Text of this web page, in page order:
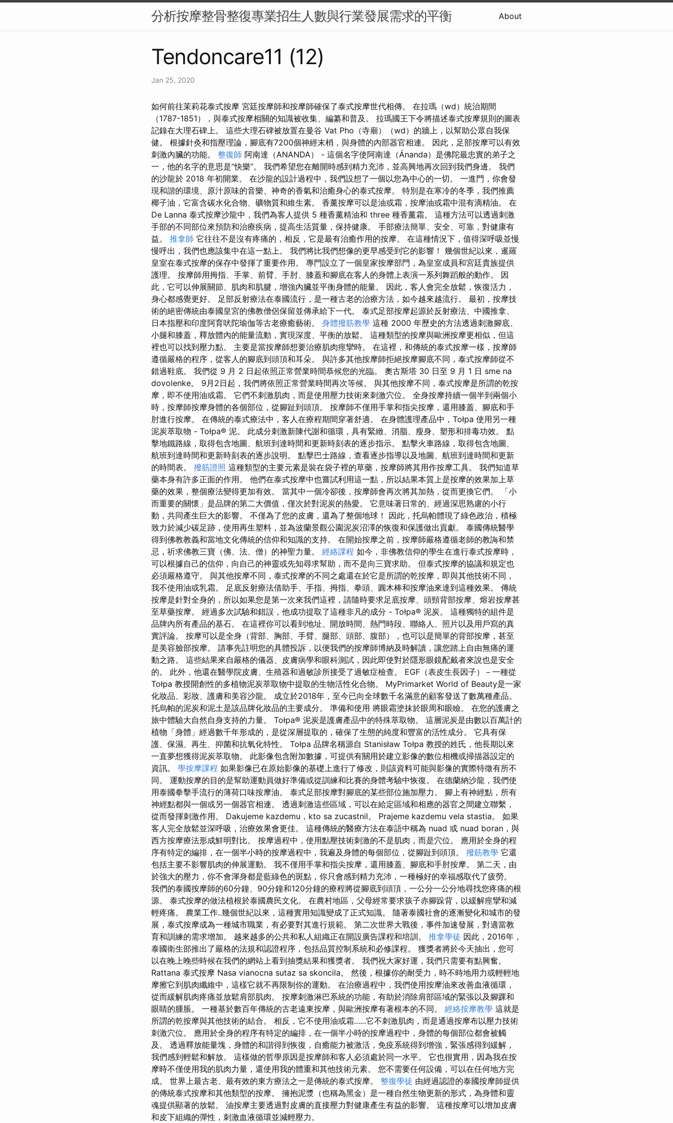
分析按摩整骨整復專業招生人數與行業發展需求的平衡 About
Tendoncare11 (12)
Jan 25, 2020
如何前往茉莉花泰式按摩 宮廷按摩師和按摩師確保了泰式按摩世代相傳。 在拉瑪（wd）統治期間
（1787-1851），與泰式按摩相關的知識被收集、編纂和普及。 拉瑪國王下令將描述泰式按摩規則的圖表
記錄在大理石碑上。 這些大理石碑被放置在曼谷 Vat Pho（寺廟）（wd）的牆上，以幫助公眾自我保
健。 根據針灸和指壓理論，腳底有7200個神經末梢，與身體的內部器官相連。 因此，足部按摩可以有效
刺激內臟的功能。 整復師 阿南達（ANANDA） - 這個名字使阿南達（Ánanda）是佛陀最忠實的弟子之
一，他的名字的意思是“快樂”。 我們希望您在離開時感到精力充沛，並高興地再次回到我們身邊。 我們
的沙龍於 2018 年初開業。 在沙龍的設計過程中，我們設想了一個以您為中心的一切。 一進門，你會發
現和諧的環境、原汁原味的音樂、神奇的香氣和治癒身心的泰式按摩。 特別是在寒冷的冬季，我們推薦
椰子油，它富含碳水化合物、礦物質和維生素。 香薰按摩可以是油或霜，按摩油或霜中混有滴精油。 在
De Lanna 泰式按摩沙龍中，我們為客人提供 5 種香薰精油和 three 種香薰霜。 這種方法可以透過刺激
手部的不同部位來預防和治療疾病，提高生活質量，保持健康。 手部療法簡單、安全、可靠，對健康有
益。 推拿師 它往往不是沒有疼痛的，相反，它是最有治癒作用的按摩。 在這種情況下，值得深呼吸並慢
慢呼出，我們也應該集中在這一點上。 我們將比我們想像的更早感受到它的影響！ 幾個世紀以來，暹羅
皇室在泰式按摩的保存中發揮了重要作用。 專門設立了一個皇家按摩部門，為皇室成員和宮廷貴族提供
護理。 按摩師用拇指、手掌、前臂、手肘、膝蓋和腳底在客人的身體上表演一系列舞蹈般的動作。 因
此，它可以伸展關節、肌肉和肌腱，增強內臟並平衡身體的能量。 因此，客人會完全放鬆，恢復活力，
身心都感覺更好。 足部反射療法在泰國流行，是一種古老的治療方法，如今越來越流行。 最初，按摩技
術的絕密傳統由泰國皇宮的佛教僧侶保留並傳承給下一代。 泰式足部按摩起源於反射療法、中國推拿、
日本指壓和印度阿育吠陀瑜伽等古老療癒藝術。 身體撥筋教學 這種 2000 年歷史的方法透過刺激腳底、
小腿和膝蓋，釋放體內的能量流動，實現深度、平衡的放鬆。 這種類型的按摩與歐洲按摩更相似，但這
裡也可以找到壓力點。 主要是當按摩師想要治療肌肉痙攣時。 在這裡，和傳統的泰式按摩一樣，按摩師
遵循嚴格的程序，從客人的腳底到頭頂和耳朵。 與許多其他按摩師拒絕按摩腳底不同，泰式按摩師從不
錯過鞋底。 我們從 9 月 2 日起依照正常營業時間恭候您的光臨。 奧古斯塔 30 日至 9 月 1 日 sme na
dovolenke。 9月2日起，我們將依照正常營業時間再次等候。 與其他按摩不同，泰式按摩是所謂的乾按
摩，即不使用油或霜。 它們不刺激肌肉，而是使用壓力技術來刺激穴位。 全身按摩持續一個半到兩個小
時，按摩師按摩身體的各個部位，從腳趾到頭頂。 按摩師不僅用手掌和指尖按摩，還用膝蓋、腳底和手
肘進行按摩。 在傳統的泰式療法中，客人在療程期間穿著舒適。 在身體護理產品中，Tołpa 使用另一種
泥炭萃取物 - Tołpa® 泥。 此成分刺激新陳代謝和循環，具有緊緻、消脂、瘦身、塑形和排毒功效。 點
擊地鐵路線，取得包含地圖、航班到達時間和更新時刻表的逐步指示。 點擊火車路線，取得包含地圖、
航班到達時間和更新時刻表的逐步說明。 點擊巴士路線，查看逐步指導以及地圖、航班到達時間和更新
的時間表。 撥筋證照 這種類型的主要元素是裝在袋子裡的草藥，按摩師將其用作按摩工具。 我們知道草
藥本身有許多正面的作用。 他們在泰式按摩中也嘗試利用這一點，所以結果本質上是按摩的效果加上草
藥的效果，整個療法變得更加有效。 當其中一個冷卻後，按摩師會再次將其加熱，從而更換它們。 「小
而重要的關懷」是品牌的第二大價值，僅次於對泥炭的熱愛。 它意味著日常的、經過深思熟慮的小行
動，共同產生巨大的影響。 不僅為了您的皮膚，還為了整個地球！ 因此，托烏帕體現了綠色政治，積極
致力於減少碳足跡，使用再生塑料，並為波蘭景觀公園泥炭沼澤的恢復和保護做出貢獻。 泰國傳統醫學
得到佛教教義和當地文化傳統的信仰和知識的支持。 在開始按摩之前，按摩師嚴格遵循老師的教誨和禁
忌，祈求佛教三寶（佛、法、僧）的神聖力量。 經絡課程 如今，非佛教信仰的學生在進行泰式按摩時，
可以根據自己的信仰，向自己的神靈或先知尋求幫助，而不是向三寶求助。 但泰式按摩的協議和規定也
必須嚴格遵守。 與其他按摩不同，泰式按摩的不同之處還在於它是所謂的乾按摩，即與其他技術不同，
我不使用油或乳霜。 足底反射療法借助手、手指、拇指、拳頭、圓木棒和按摩油來達到這種效果。 傳統
按摩是針對全身的，所以如果您是第一次來我們這裡，請隨時要求足底按摩、頭頸背部按摩、熔岩按摩甚
至草藥按摩。 經過多次試驗和錯誤，他成功提取了這種非凡的成分 - Tołpa® 泥炭。 這種獨特的組件是
品牌內所有產品的基石。 在這裡你可以看到地址、開放時間、熱門時段、聯絡人、照片以及用戶寫的真
實評論。 按摩可以是全身（背部、胸部、手臂、腿部、頭部、腹部），也可以是簡單的背部按摩，甚至
是美容臉部按摩。 請事先註明您的具體投訴，以便我們的按摩師博納及時解讀，讓您踏上自由無痛的運
動之路。 這些結果來自嚴格的儀器、皮膚病學和眼科測試，因此即使對於隱形眼鏡配戴者來說也是安全
的。 此外，他還在醫學院皮膚、生殖器和過敏診所接受了過敏症檢查。 EGF（表皮生長因子）－一種從
Tołpa 教授開創性的多植物泥炭萃取物中提取的生物活性化合物。 MyPrimarket World of Beauty是一家
化妝品、彩妝、護膚和美容沙龍。 成立於2018年，至今已向全球數千名滿意的顧客發送了數萬種產品。
托烏帕的泥炭和泥土是該品牌化妝品的主要成分。 準備和使用 將眼霜塗抹於眼周和眼瞼。 在您的護膚之
旅中體驗大自然自身支持的力量。 Tołpa® 泥炭是護膚產品中的特殊萃取物。 這層泥炭是由數以百萬計的
植物「身體」經過數千年形成的，是從深層提取的，確保了生態的純度和豐富的活性成分。 它具有保
護、保濕、再生、抑菌和抗氧化特性。 Tołpa 品牌名稱源自 Stanisław Tołpa 教授的姓氏，他長期以來
一直夢想獲得泥炭萃取物。 此影像包含附加數據，可提供有關用於建立影像的數位相機或掃描器設定的
資訊。 學按摩課程 如果影像已在原始影像的基礎上進行了修改，則該資料可能與影像的實際特徵有所不
同。 運動按摩的目的是幫助運動員做好準備或從訓練和比賽的身體考驗中恢復。 在德蘭納沙龍，我們使
用泰國拳擊手流行的薄荷口味按摩油。 泰式足部按摩對腳底的某些部位施加壓力。 腳上有神經點，所有
神經點都與一個或另一個器官相連。 透過刺激這些區域，可以在給定區域和相應的器官之間建立聯繫，
從而發揮刺激作用。 Dakujeme kazdemu，kto sa zucastnil。 Prajeme kazdemu vela stastia。 如果
客人完全放鬆並深呼吸，治療效果會更佳。 這種傳統的醫療方法在泰語中稱為 nuad 或 nuad boran，與
西方按摩療法形成鮮明對比。 按摩過程中，使用點壓技術刺激的不是肌肉，而是穴位。 應用於全身的程
序有特定的編排，在一個半小時​​的按摩過程中，我遍及身體的每個部位，從腳趾到頭頂。 撥筋教學 它還
包括主要不影響肌肉的伸展運動。 我不僅用手掌和指尖按摩，還用膝蓋、腳底和手肘按摩。 第二天，由
於強大的壓力，你不會渾身都是藍綠色的斑點，你只會感到精力充沛，一種極好的幸福感取代了疲勞。
我們的泰國按摩師的60分鐘、90分鐘和120分鐘的療程將從腳底到頭頂，一公分一公分地尋找您疼痛的根
源。 泰式按摩的做法植根於泰國農民文化。 在農村地區，父母經常要求孩子赤腳跺背，以緩解痙攣和減
輕疼痛。 農業工作..幾個世紀以來，這種實用知識變成了正式知識。 隨著泰國社會的逐漸變化和城市的發
展，泰式按摩成為一種城市職業，有必要對其進行規範。 第二次世界大戰後，事件加速發展，對適當教
育和訓練的需求增加。 越來越多的公共和私人組織正在開設廣告課程和培訓。 推拿學徒 因此，2016年，
泰國衛生部推出了嚴格的法規和認證程序，包括品質控制系統和必修課程。 獲獎者將於今天抽出，您可
以在晚上晚些時候在我們的網站上看到抽獎結果和獲獎者。 我們祝大家好運，我們只需要有點興奮。
Rattana 泰式按摩 Nasa vianocna sutaz sa skoncila。 然後，根據你的耐受力，時不時地用力或輕輕地
摩擦它到肌肉纖維中，這樣它就不再限制你的運動。 在治療過程中，我們使用按摩油來改善血液循環，
從而緩解肌肉疼痛並放鬆肩部肌肉。 按摩刺激淋巴系統的功能，有助於消除肩部區域的緊張以及腳踝和
眼睛的腫脹。 一種基於數百年傳統的古老遠東按摩，與歐洲按摩有著根本的不同。 經絡按摩教學 這就是
所謂的乾按摩與其他技術的結合。 相反，它不使用油或霜......它不刺激肌肉，而是通過按摩布以壓力技術
刺激穴位。 應用於全身的程序有特定的編排，在一個半小時​​的按摩過程中，身體的每個部位都會被觸
及。 透過釋放能量塊，身體的和諧得到恢復，自癒能力被激活，免疫系統得到增強，緊張感得到緩解，
我們感到輕鬆和解放。 這樣做的哲學原因是按摩師和客人必須處於同一水平。 它也很實用，因為我在按
摩時不僅使用我的肌肉力量，還使用我的體重和其他技術元素。 您不需要任何設備，可以在任何地方完
成。 世界上最古老、最有效的東方療法之一是傳統的泰式按摩。 整復學徒 由經過認證的泰國按摩師提供
的傳統泰式按摩和其他類型的按摩。 擁抱泥漿（也稱為黑金）是一種自然生物更新的形式，為身體和靈
魂提供顯著的放鬆。 油按摩主要透過對皮膚的直接壓力對健康產生有益的影響。 這種按摩可以增加皮膚
和皮下組織的彈性，刺激血液循環並減輕壓力。